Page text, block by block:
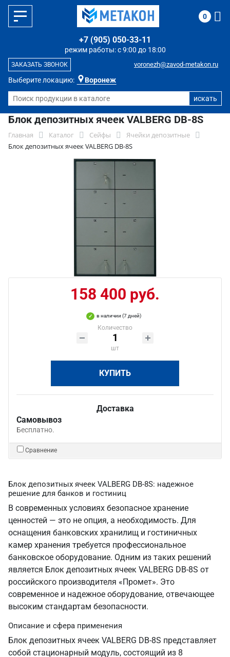
Выберите локацию: Воронеж
режим работы: с 9:00 до 18:00
+7 (905) 050-33-11
voronezh@zavod-metakon.ru
ЗАКАЗАТЬ ЗВОНОК
0
Блок депозитных ячеек VALBERG DB-8S
Главная Каталог Сейфы
Ячейки депозитные
Блок депозитных ячеек VALBERG DB-8S
158 400 руб.
в наличии (7 дней)
Количество
шт
КУПИТЬ
Доставка
Самовывоз
Бесплатно.
Сравнение
Блок депозитных ячеек VALBERG DB-8S: надежное
решение для банков и гостиниц
В современных условиях безопасное хранение
ценностей — это не опция, а необходимость. Для
оснащения банковских хранилищ и гостиничных
камер хранения требуется профессиональное
банковское оборудование. Одним из таких решений
является Блок депозитных ячеек VALBERG DB-8S от
российского производителя «Промет». Это
современное и надежное оборудование, отвечающее
высоким стандартам безопасности.
Описание и сфера применения
Блок депозитных ячеек VALBERG DB-8S представляет
собой стационарный модуль, состоящий из 8